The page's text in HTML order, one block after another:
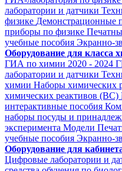
лаборатории и датчики
физике Демонстрационные
приборы по физике
учебные пособия Экранно-
Оборудование для класса
ГИА по химии 2020 - 2024
лаборатории и датчики
химии Наборы химических
химических реактивов (ВС)
интерактивные пособия
наборы посуды и
эксперимента Модели
учебные пособия Экранно-
Оборудование для
Цифровые лаборатории и